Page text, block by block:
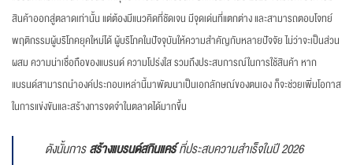
สินค้าออกสู่ตลาดเท่านั้น แต่ต้องมีแนวคิดที่ชัดเจน มีจุดเด่นที่แตกต่าง และสามารถตอบโจทย์
พฤติกรรมผู้บริโภคยุคใหม่ได้ ผู้บริโภคในปัจจุบันให้ความสำคัญกับหลายปัจจัย ไม่ว่าจะเป็นส่วน
ผสม ความน่าเชื่อถือของแบรนด์ ความโปร่งใส รวมถึงประสบการณ์ในการใช้สินค้า หาก
แบรนด์สามารถนำองค์ประกอบเหล่านี้มาพัฒนาเป็นเอกลักษณ์ของตนเอง ก็จะช่วยเพิ่มโอกาส
ในการแข่งขันและสร้างการจดจำในตลาดได้มากขึ้น
ดังนั้นการสร้างแบรนด์สกินแคร์ที่ประสบความสำเร็จในปี 2026